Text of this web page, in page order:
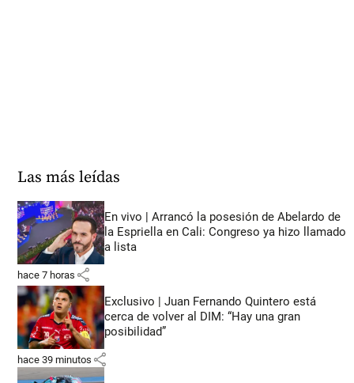
Las más leídas
En vivo | Arrancó la posesión de Abelardo de
la Espriella en Cali: Congreso ya hizo llamado
a lista
hace 7 horas share
Exclusivo | Juan Fernando Quintero está
cerca de volver al DIM: “Hay una gran
posibilidad”
hace 39 minutos share